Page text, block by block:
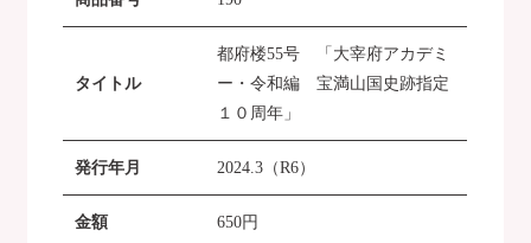
タイトル
都府楼55号 「大宰府アカデミ
ー・令和編 宝満山国史跡指定
１０周年」
発行年月 2024.3（R6）
金額 650円